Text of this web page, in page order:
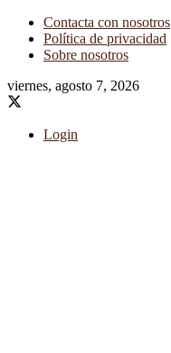
Contacta con nosotros
Política de privacidad
Sobre nosotros
viernes, agosto 7, 2026
Login